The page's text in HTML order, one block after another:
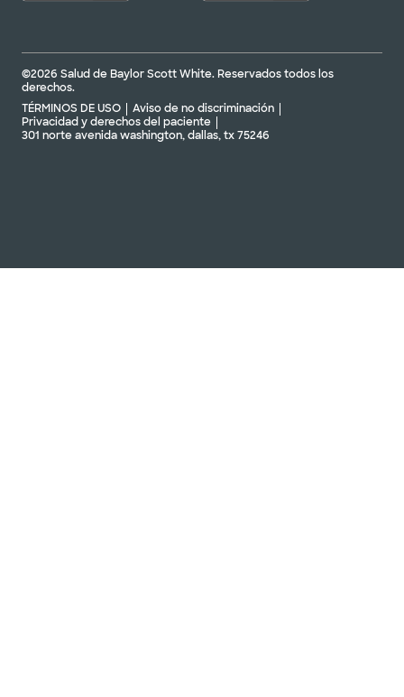
©2026 Salud de Baylor Scott White. Reservados todos los
derechos.
TÉRMINOS DE USO
Aviso de no discriminación
Privacidad y derechos del paciente
301 norte avenida washington, dallas, tx 75246